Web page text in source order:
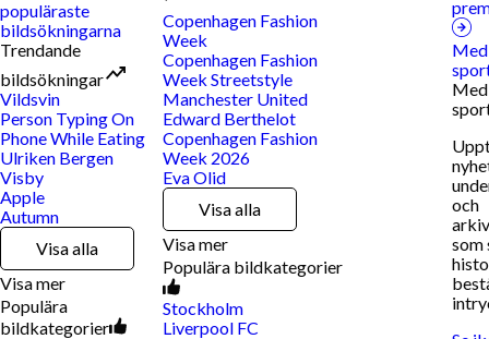
populäraste
bildsökningarna
Trendande
bildsökningar
Vildsvin
Person Typing On
Phone While Eating
Ulriken Bergen
Visby
Apple
Autumn
Visa alla
Visa mer
Populära
bildkategorier
Copenhagen Fashion
Week
Copenhagen Fashion
Week Streetstyle
Manchester United
Edward Berthelot
Copenhagen Fashion
Week 2026
Eva Olid
Visa alla
Visa mer
Populära bildkategorier
Stockholm
Liverpool FC
och
som